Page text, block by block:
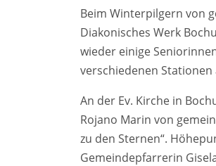
Beim Winterpilgern von
Diakonisches Werk
wieder einige
verschiedenen
An der Ev. Kirche in
Rojano Marin von
zu den Sternen“.
Gemeindepfarrerin